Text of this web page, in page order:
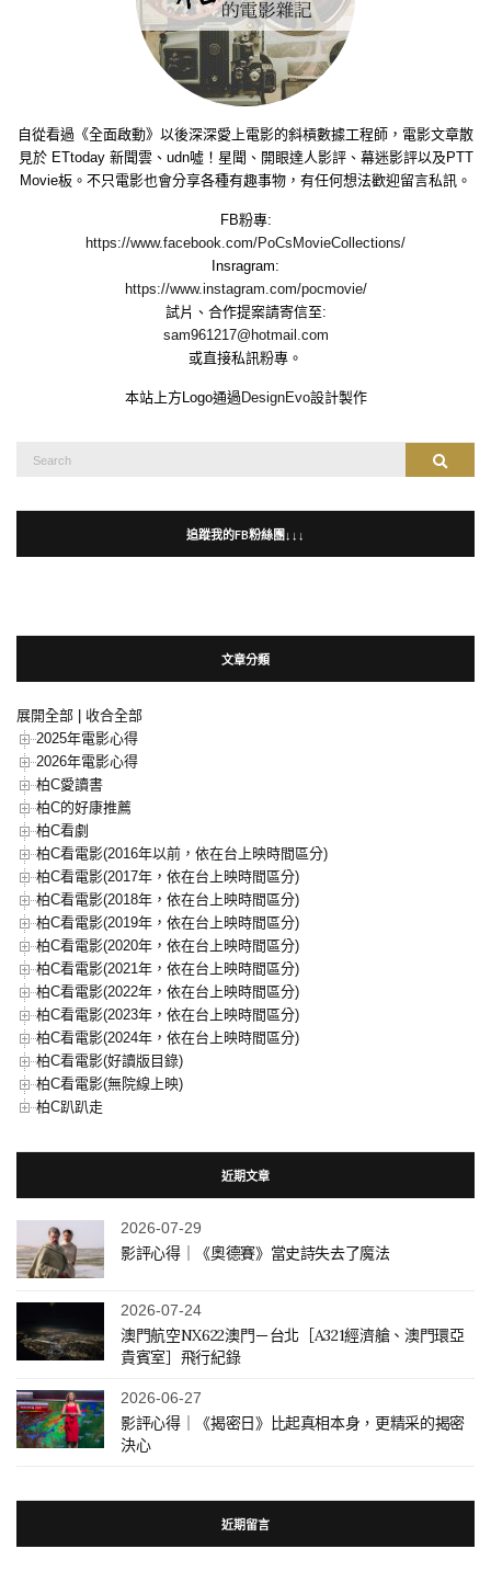
自從看過《全面啟動》以後深深愛上電影的斜槓數據工程師，電影文章散
見於 ETtoday 新聞雲、udn噓！星聞、開眼達人影評、幕迷影評以及PTT
Movie板。不只電影也會分享各種有趣事物，有任何想法歡迎留言私訊。
FB粉專:
https://www.facebook.com/PoCsMovieCollections/
Insragram:
https://www.instagram.com/pocmovie/
試片、合作提案請寄信至:
sam961217@hotmail.com
或直接私訊粉專。
本站上方Logo通過 DesignEvo設計製作
Search
Search
追蹤我的FB粉絲團↓↓↓
文章分類
展開全部
收合全部
2025年電影心得
2026年電影心得
柏C愛讀書
柏C的好康推薦
柏C看劇
柏C看電影(2016年以前，依在台上映時間區分)
柏C看電影(2017年，依在台上映時間區分)
柏C看電影(2018年，依在台上映時間區分)
柏C看電影(2019年，依在台上映時間區分)
柏C看電影(2020年，依在台上映時間區分)
柏C看電影(2021年，依在台上映時間區分)
柏C看電影(2022年，依在台上映時間區分)
柏C看電影(2023年，依在台上映時間區分)
柏C看電影(2024年，依在台上映時間區分)
柏C看電影(好讀版目錄)
柏C看電影(無院線上映)
柏C趴趴走
近期文章
2026-07-29
影評心得｜《奧德賽》當史詩失去了魔法
2026-07-24
澳門航空NX622澳門－台北［A321經濟艙、澳門環亞
貴賓室］飛行紀錄
2026-06-27
影評心得｜《揭密日》比起真相本身，更精采的揭密
決心
近期留言